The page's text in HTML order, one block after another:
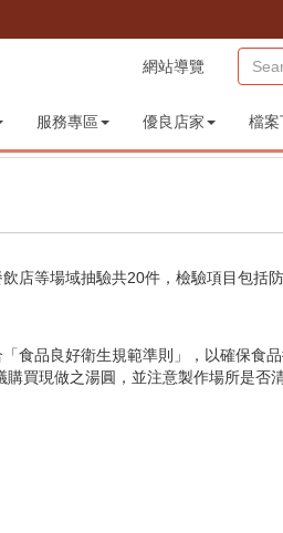
網站導覽 (sitemap)
服務專區 優良店家 檔案
店等場域抽驗共20件，檢驗項目包括
食品良好衛生規範準則」，以確保食
買現做之湯圓，並注意製作場所是否